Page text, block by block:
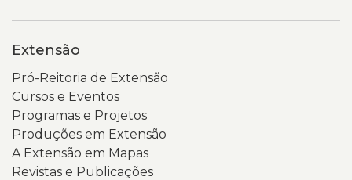
Extensão
Pró-Reitoria de Extensão
Cursos e Eventos
Programas e Projetos
Produções em Extensão
A Extensão em Mapas
Revistas e Publicações